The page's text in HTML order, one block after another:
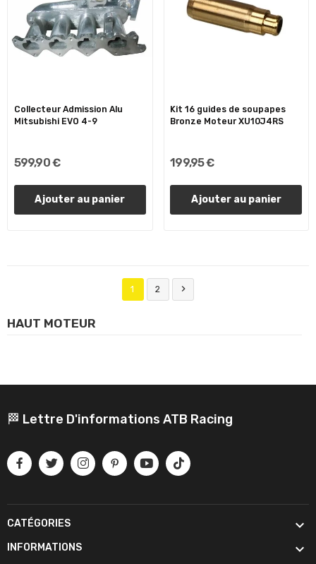
HAUT MOTEUR
Collecteur Admission Alu
Mitsubishi EVO 4-9
599,90 €
Ajouter au panier
Kit 16 guides de soupapes
Bronze Moteur XU10J4RS
199,95 €
Ajouter au panier
1 2 
🏁 Lettre D'informations ATB Racing
CATÉGORIES 
INFORMATIONS 